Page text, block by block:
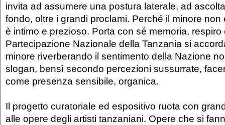
invita ad assumere una postura laterale, ad
fondo, oltre i grandi proclami. Perché il minore non
è intimo e prezioso. Porta con sé memoria,
Partecipazione Nazionale della Tanzania si
minore riverberando il sentimento della Nazione
slogan, bensì secondo percezioni sussurrate,
come presenza sensibile, organica.
Il progetto curatoriale ed espositivo ruota con
alle opere degli artisti tanzaniani. Opere che si